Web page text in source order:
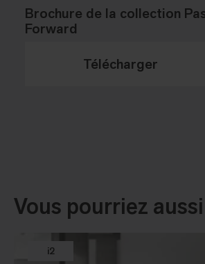
Brochure de la collection
Forward
Télécharger
Vous pourriez
i2